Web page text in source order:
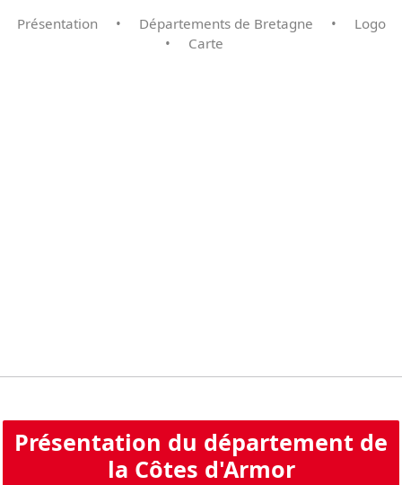
Présentation • Départements de Bretagne •
Logo
•
Carte
Présentation du département de
la Côtes d'Armor